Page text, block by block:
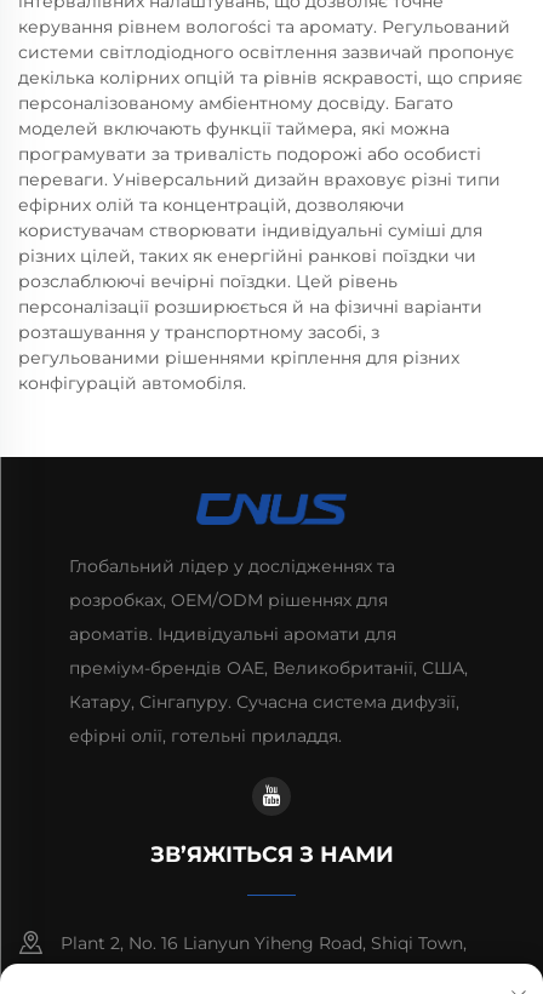
керування рівнем вологоści та аромату. Регульований
системи світлодіодного освітлення зазвичай пропонує
декілька колірних опцій та рівнів яскравості, що сприяє
персоналізованому амбіентному досвіду. Багато
моделей включають функції таймера, які можна
програмувати за тривалість подорожі або особисті
переваги. Універсальний дизайн враховує різні типи
ефірних олій та концентрацій, дозволяючи
користувачам створювати індивідуальні суміші для
різних цілей, таких як енергійні ранкові поїздки чи
розслаблюючі вечірні поїздки. Цей рівень
персоналізації розширюється й на фізичні варіанти
розташування у транспортному засобі, з
регульованими рішеннями кріплення для різних
конфігурацій автомобіля.
Глобальний лідер у дослідженнях та
розробках, OEM/ODM рішеннях для
ароматів. Індивідуальні аромати для
преміум-брендів ОАЕ, Великобританії, США,
Катару, Сінгапуру. Сучасна система дифузії,
ефірні олії, готельні приладдя.
ЗВ’ЯЖІТЬСЯ З НАМИ
Plant 2, No. 16 Lianyun Yiheng Road, Shiqi Town,